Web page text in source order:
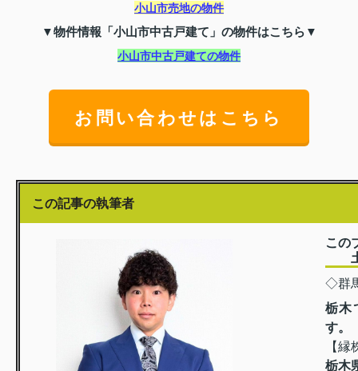
小山市売地の物件
▼物件情報「小山市中古戸建て」の物件はこちら▼
小山市中古戸建ての物件
お問い合わせはこちら
この記事の執筆者
この
土
◇群
栃木
す。
【
栃木